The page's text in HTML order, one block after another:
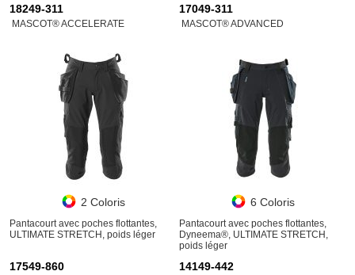
18249-311
MASCOT® ACCELERATE
2 Coloris
Pantacourt avec poches flottantes,
ULTIMATE STRETCH, poids léger
17049-311
MASCOT® ADVANCED
6 Coloris
Pantacourt avec poches flottantes,
Dyneema®, ULTIMATE STRETCH,
poids léger
17549-860 14149-442